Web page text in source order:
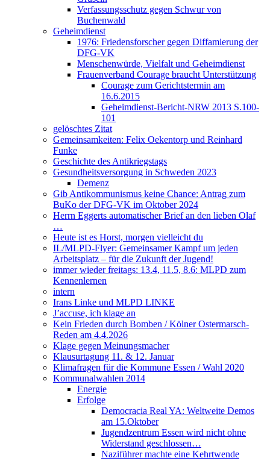
Verfassungsschutz gegen Schwur von
Buchenwald
Geheimdienst
1976: Friedensforscher gegen Diffamierung der
DFG-VK
Menschenwürde, Vielfalt und Geheimdienst
Frauenverband Courage braucht Unterstützung
Courage zum Gerichtstermin am
16.6.2015
Geheimdienst-Bericht-NRW 2013 S.100-
101
gelöschtes Zitat
Gemeinsamkeiten: Felix Oekentorp und Reinhard
Funke
Geschichte des Antikriegstags
Gesundheitsversorgung in Schweden 2023
Demenz
Gib Antikommunismus keine Chance: Antrag zum
BuKo der DFG-VK im Oktober 2024
Herrn Eggerts automatischer Brief an den lieben Olaf
…
Heute ist es Horst, morgen vielleicht du
IL/MLPD-Flyer: Gemeinsamer Kampf um jeden
Arbeitsplatz – für die Zukunft der Jugend!
immer wieder freitags: 13.4, 11.5, 8.6: MLPD zum
Kennenlernen
intern
Irans Linke und MLPD LINKE
J’accuse, ich klage an
Kein Frieden durch Bomben / Kölner Ostermarsch-
Reden am 4.4.2026
Klage gegen Meinungsmacher
Klausurtagung 11. & 12. Januar
Klimafragen für die Kommune Essen / Wahl 2020
Kommunalwahlen 2014
Energie
Erfolge
Democracia Real YA: Weltweite Demos
am 15.Oktober
Jugendzentrum Essen wird nicht ohne
Widerstand geschlossen…
Naziführer machte eine Kehrtwende